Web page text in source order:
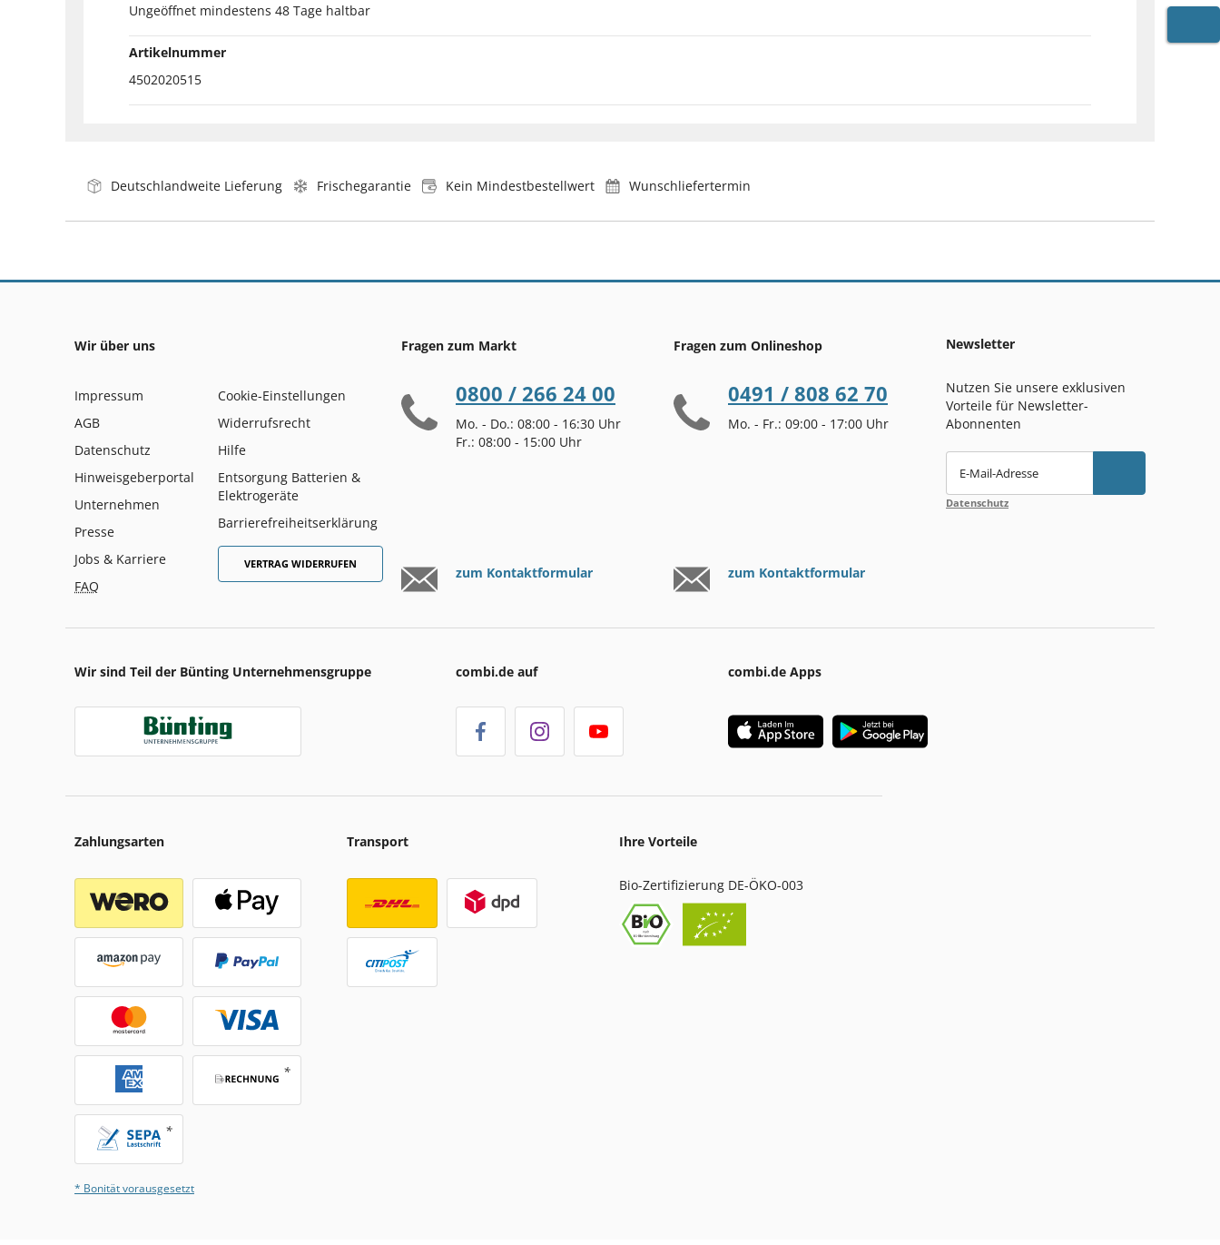
Ungeöffnet mindestens 48 Tage haltbar
Artikelnummer
4502020515
Deutschlandweite Lieferung Frischegarantie Kein Mindestbestellwert Wunschliefertermin
Wir über uns
Impressum
AGB
Datenschutz
Hinweisgeberportal
Unternehmen
Presse
Jobs & Karriere
FAQ
Cookie-Einstellungen
Widerrufsrecht
Hilfe
Entsorgung Batterien &
Elektrogeräte
Barrierefreiheitserklärung
VERTRAG WIDERRUFEN
Fragen zum Markt
0800 / 266 24 00
Mo. - Do.: 08:00 - 16:30 Uhr
Fr.: 08:00 - 15:00 Uhr
zum Kontaktformular
Fragen zum Onlineshop
0491 / 808 62 70
Mo. - Fr.: 09:00 - 17:00 Uhr
zum Kontaktformular
Newsletter
Nutzen Sie unsere exklusiven
Vorteile für Newsletter-
Abonnenten
E-Mail-Adresse
Datenschutz
Wir sind Teil der Bünting Unternehmensgruppe combi.de auf combi.de Apps
Zahlungsarten
* Bonität vorausgesetzt
Transport Ihre Vorteile
Bio-Zertifizierung DE-ÖKO-003